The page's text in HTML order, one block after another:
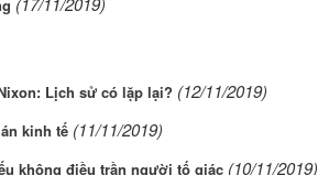
Lịch sử có lặp lại? (12/11/2019)
kinh tế (11/11/2019)
không điều trần người tố giác (10/11/2019)